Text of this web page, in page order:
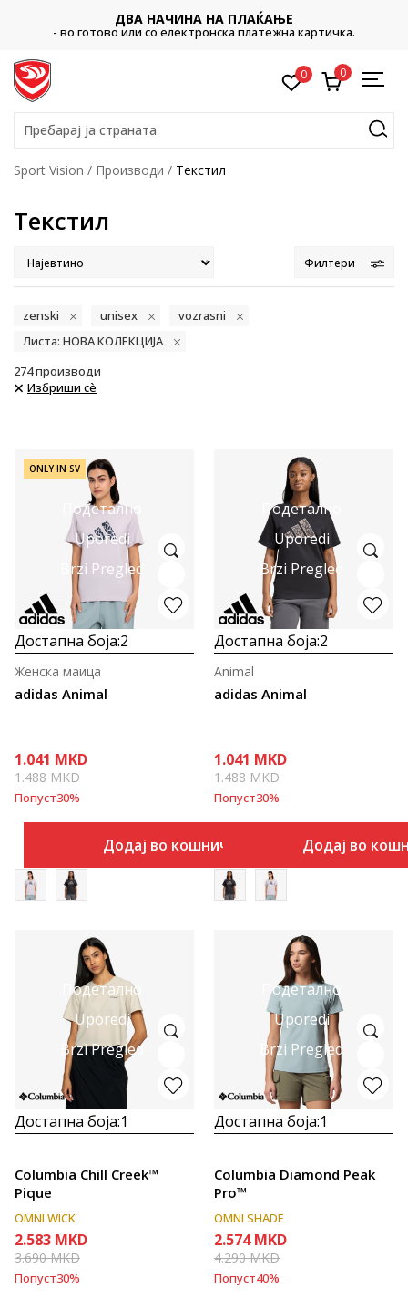
CLICK & COLLECT
Платете со картичка online и подигнете во продавницата по
ваш избор
0 0
Пребарај ја страната
Sport Vision Производи Текстил
Текстил
Филтери
zenski unisex
vozrasni
Листа: НОВА КОЛЕКЦИЈА
274производи
Избриши сè
Подетално
Uporedi
Brzi Pregled
ONLY IN SV
Достапна боја:2
adidas Animal
Женска маица
1.041 MKD
1.488MKD
Попуст30%
Додај во кошничка
Подетално
Uporedi
Brzi Pregled
Достапна боја:2
adidas Animal
Animal
1.041 MKD
1.488MKD
Попуст30%
Додај во
Подетално
Uporedi
Brzi Pregled
Достапна боја:1
Columbia Chill Creek™
Pique
OMNI WICK
2.583 MKD
3.690MKD
Попуст30%
Подетално
Uporedi
Brzi Pregled
Достапна боја:1
Columbia Diamond Peak
Pro™
OMNI SHADE
2.574 MKD
4.290MKD
Попуст40%